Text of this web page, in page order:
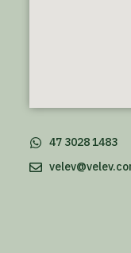
47 3028 1483